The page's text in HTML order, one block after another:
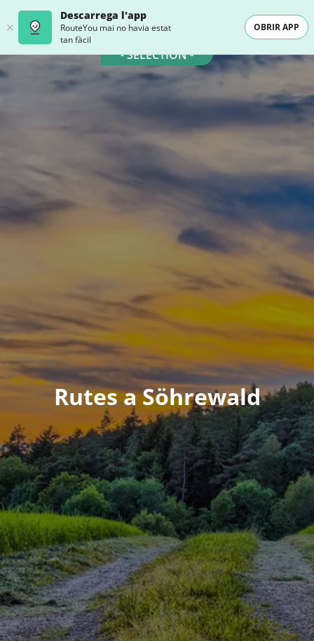
Descarrega l'app
RouteYou mai no havia estat
tan fàcil
OBRIR APP
- SELECTION -
Rutes a Söhrewald